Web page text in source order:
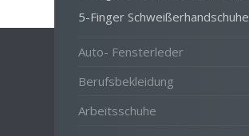
5-Finger Schweißerhandschuhe
Auto- Fensterleder
Berufsbekleidung
Arbeitsschuhe